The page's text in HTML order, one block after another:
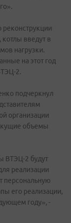
введут в
нагрузки.
на этот год
2.
подчеркнул
организации
объемы
ВТЭЦ-2 будут
реализации
персональную
его реализации,
году», -